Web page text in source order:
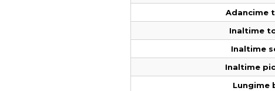
Adancime
Inaltime
Inaltime
Inaltime
Lungime